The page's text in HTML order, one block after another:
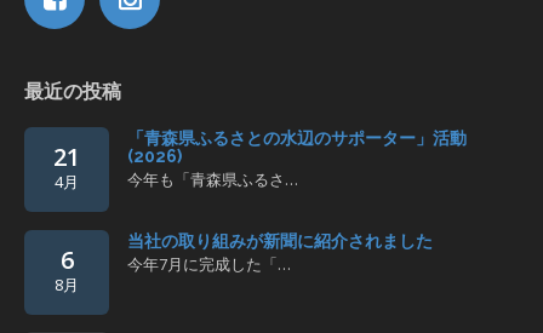
最近の投稿
21
4月
「青森県ふるさとの水辺のサポーター」活動
(2026)
今年も「青森県ふるさ…
6
8月
当社の取り組みが新聞に紹介されました
今年7月に完成した「…